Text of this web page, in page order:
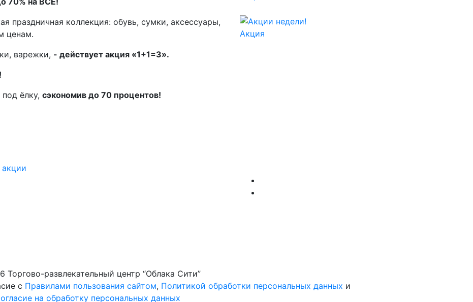
праздничная коллекция: обувь, сумки, аксессуары,
ценам.
варежки, - действует акция «1+1=3».
ёлку, сэкономив до 70 процентов!
Акция
Торгово-развлекательный центр “Облака Сити”
с Правилами пользования сайтом, Политикой обработки персональных данных и
на обработку персональных данных